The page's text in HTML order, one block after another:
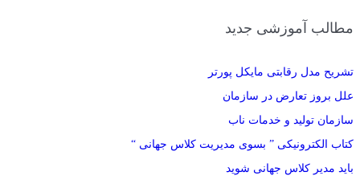
مطالب آموزشی جدید
تشریح مدل رقابتی مایکل پورتر
علل بروز تعارض در سازمان
سازمان تولید و خدمات ناب
کتاب الکترونیکی ” بسوی مدیریت کلاس جهانی “
باید مدیر کلاس جهانی شوید